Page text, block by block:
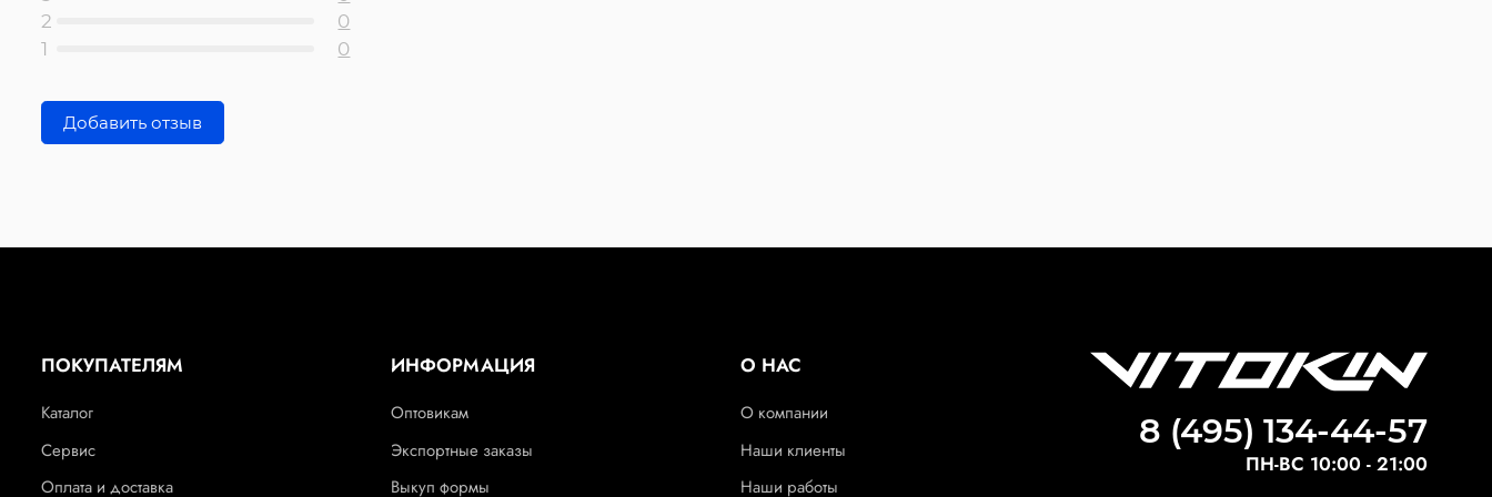
2
0
1
0
Добавить отзыв
ПОКУПАТЕЛЯМ
Каталог
Сервис
Оплата и доставка
ИНФОРМАЦИЯ
Оптовикам
Экспортные заказы
Выкуп формы
О НАС
О компании
Наши клиенты
Наши работы
8 (495) 134-44-57
ПН-ВС 10:00 - 21:00